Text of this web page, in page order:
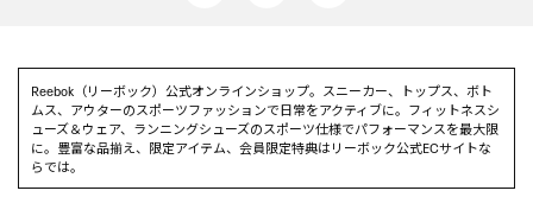
Reebok（リーボック）公式オンラインショップ。スニーカー、トップス、ボト
ムス、アウターのスポーツファッションで日常をアクティブに。フィットネスシ
ューズ＆ウェア、ランニングシューズのスポーツ仕様でパフォーマンスを最大限
に。豊富な品揃え、限定アイテム、会員限定特典はリーボック公式ECサイトな
らでは。